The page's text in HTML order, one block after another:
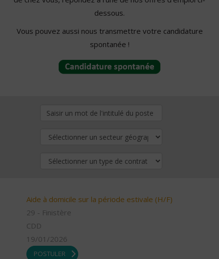
dessous.
Vous pouvez aussi nous transmettre votre candidature
spontanée !
Aide à domicile sur la période estivale (H/F)
29 - Finistère
CDD
19/01/2026
POSTULER